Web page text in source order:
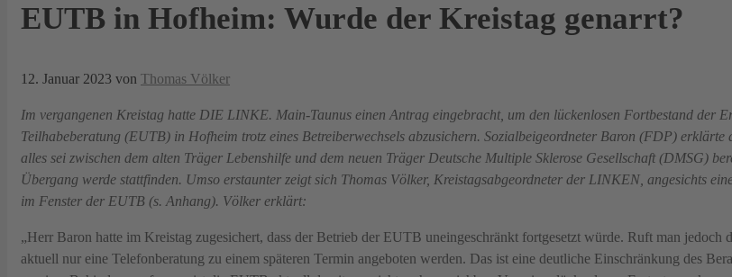
EUTB in Hofheim: Wurde der Kreistag genarrt?
12. Januar 2023 von Thomas Völker
Im vergangenen Kreistag hatte DIE LINKE. Main-Taunus einen Antrag eingebracht, um den lückenlosen Fortbestand der
Teilhabeberatung (EUTB) in Hofheim trotz eines Betreiberwechsels abzusichern. Sozialbeigeordneter Baron (FDP) erklärte
alles sei zwischen dem alten Träger Lebenshilfe und dem neuen Träger Deutsche Multiple Sklerose Gesellschaft (DMSG)
Übergang werde stattfinden. Umso erstaunter zeigt sich Thomas Völker, Kreistagsabgeordneter der LINKEN, angesichts
im Fenster der EUTB (s. Anhang). Völker erklärt:
„Herr Baron hatte im Kreistag zugesichert, dass der Betrieb der EUTB uneingeschränkt fortgesetzt würde. Ruft man jedoch
aktuell nur eine Telefonberatung zu einem späteren Termin angeboten werden. Das ist eine deutliche Einschränkung des